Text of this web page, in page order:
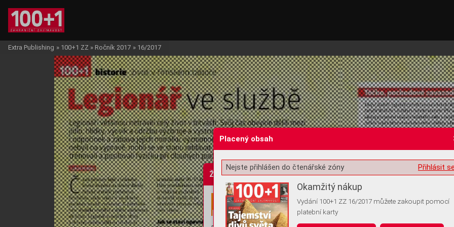
Žádost o souhlas s ukládáním volitelných informací
Extra Publishing » 100+1 ZZ » Ročník 2017 » 16/2017
Placený obsah
Přihlásit
Nejste přihlášen do čtenářské zóny
Okamžitý nákup
Vydání 100+1 ZZ 16/2017 můžete zakoupit pomocí
platební karty